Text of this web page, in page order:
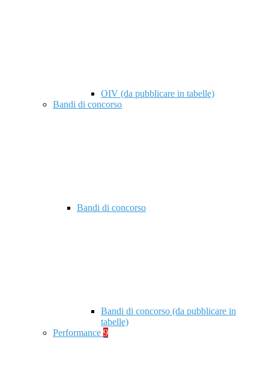
OIV (da pubblicare in tabelle)
Bandi di concorso
Bandi di concorso
Bandi di concorso (da pubblicare in
tabelle)
Performance 9